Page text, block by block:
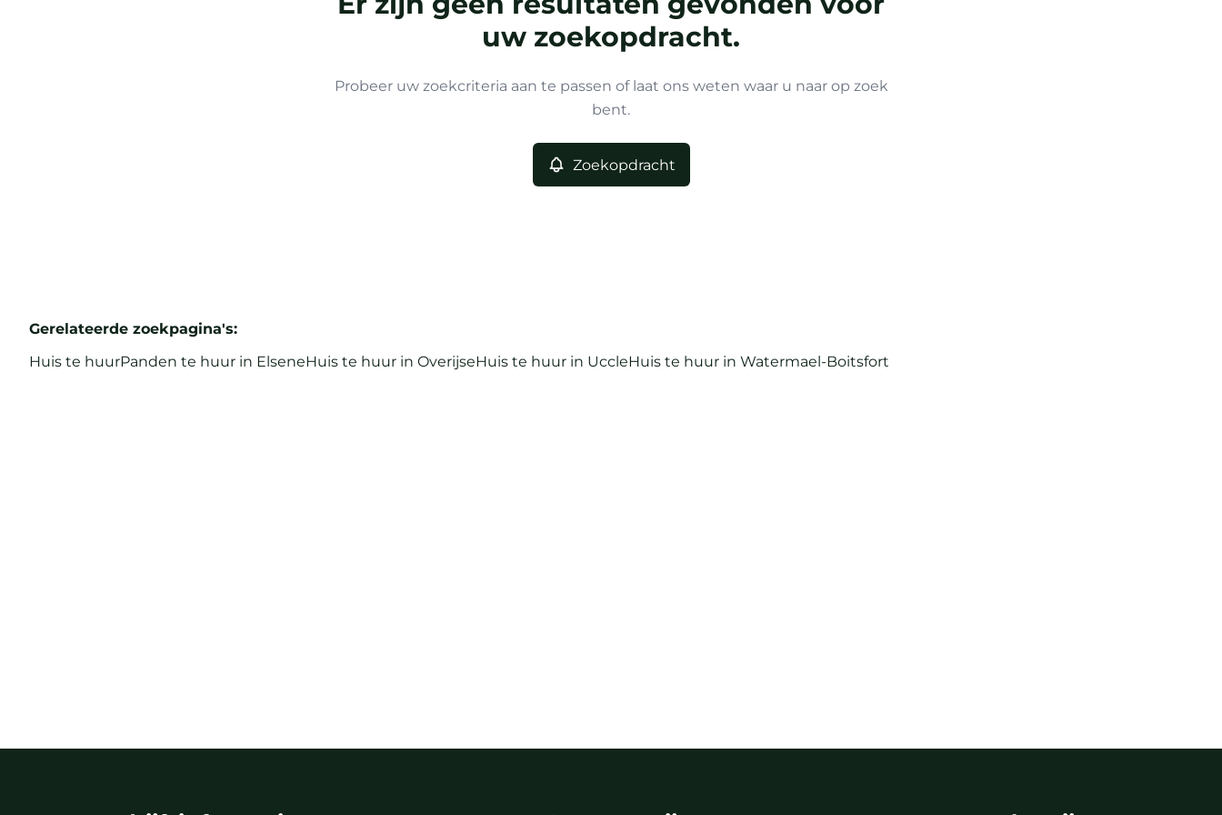
uw zoekopdracht.
Probeer uw zoekcriteria aan te passen of laat ons weten waar u naar op zoek
bent.
Zoekopdracht
Gerelateerde zoekpagina's:
Huis te huurPanden te huur in ElseneHuis te huur in OverijseHuis te huur in UccleHuis te huur in Watermael-Boitsfort